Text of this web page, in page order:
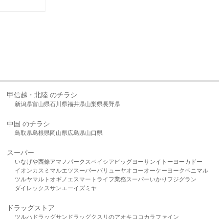
甲信越・北陸 のチラシ
新潟県富山県石川県福井県山梨県長野県
中国 のチラシ
鳥取県島根県岡山県広島県山口県
スーパー
いなげや西條アマノパークスベイシア ビッグヨーサンイトーヨーカドー
イオンカスミ マルエツスーパーバリューヤオコーオーケー ヨークベニマル
ツルヤマルト オギノ エスマート ライフ業務スーパーいかり フジグラン
ダイレックスサンエーイズミヤ
ドラッグストア
ツルハドラッグサンドラッグクスリのアオキ ココカラファイン